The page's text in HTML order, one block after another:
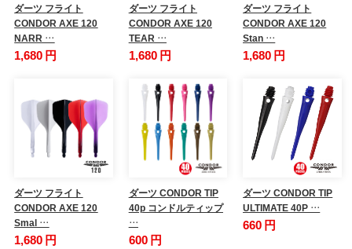
ダーツ フライト
CONDOR AXE 120
NARR …
1,680 円
ダーツ フライト
CONDOR AXE 120
TEAR …
1,680 円
ダーツ フライト
CONDOR AXE 120
Stan …
1,680 円
ダーツ フライト
CONDOR AXE 120
Smal …
1,680 円
ダーツ CONDOR TIP
40p コンドルティップ
…
600 円
ダーツ CONDOR TIP
ULTIMATE 40P …
660 円